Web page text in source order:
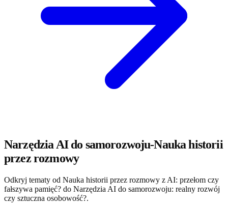
Narzędzia AI do samorozwoju-Nauka historii
przez rozmowy
Odkryj tematy od Nauka historii przez rozmowy z AI: przełom czy
fałszywa pamięć? do Narzędzia AI do samorozwoju: realny rozwój
czy sztuczna osobowość?.